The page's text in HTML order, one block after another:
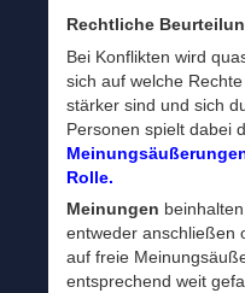
Rechtliche
Bei Konflikten wird
sich auf welche
stärker sind und sich
Personen spielt dabei
Rolle.
Meinungen
entweder anschließen
auf freie
entsprechend weit